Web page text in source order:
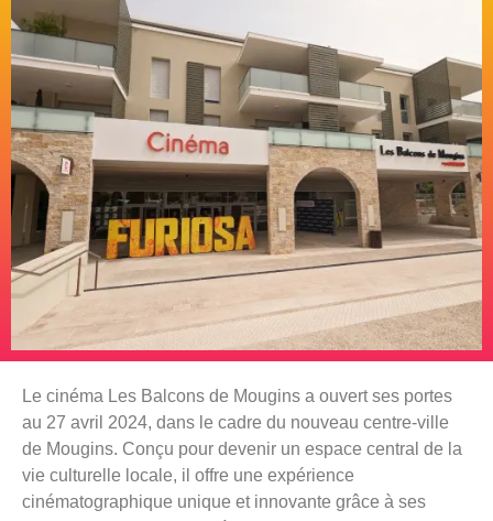
Le cinéma Les Balcons de Mougins a ouvert ses portes
au 27 avril 2024, dans le cadre du nouveau centre-ville
de Mougins. Conçu pour devenir un espace central de la
vie culturelle locale, il offre une expérience
cinématographique unique et innovante grâce à ses